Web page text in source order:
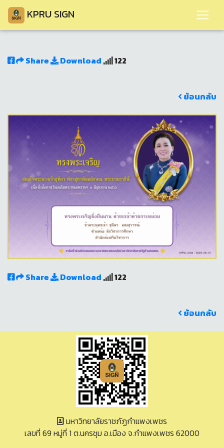
KPRU SIGN
Share Download 122
ย้อนกลับ
Share Download 122
ย้อนกลับ
มหาวิทยาลัยราชภัฏกำแพงเพชร
เลขที่ 69 หมู่ที่ 1 ต.นครชุม อ.เมือง จ.กำแพงเพชร 62000